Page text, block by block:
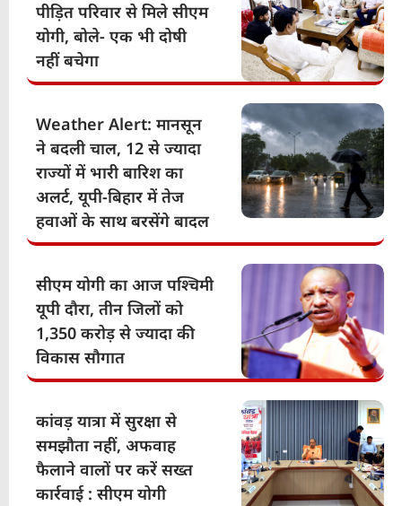
पीड़ित परिवार से मिले सीएम
योगी, बोले- एक भी दोषी
नहीं बचेगा
Weather Alert: मानसून
ने बदली चाल, 12 से ज्यादा
राज्यों में भारी बारिश का
अलर्ट, यूपी-बिहार में तेज
हवाओं के साथ बरसेंगे बादल
सीएम योगी का आज पश्चिमी
यूपी दौरा, तीन जिलों को
1,350 करोड़ से ज्यादा की
विकास सौगात
कांवड़ यात्रा में सुरक्षा से
समझौता नहीं, अफवाह
फैलाने वालों पर करें सख्त
कार्रवाई : सीएम योगी